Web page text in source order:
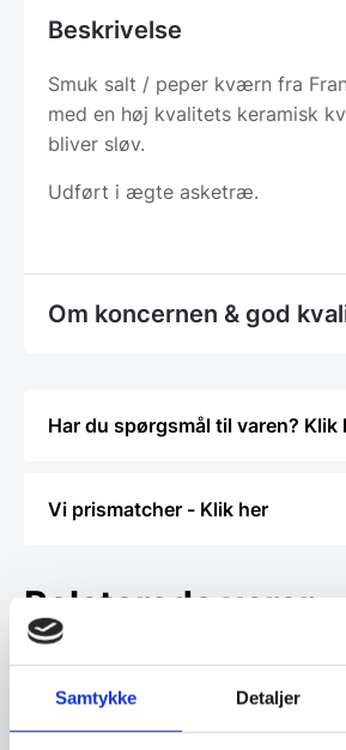
Samtykke Detaljer
Beskrivelse
Smuk salt / peper kværn fra
med en høj kvalitets keramisk
bliver sløv.
Udført i ægte asketræ.
Om koncernen & god
Har du spørgsmål til varen? Klik
Vi prismatcher - Klik her
Relaterede varer